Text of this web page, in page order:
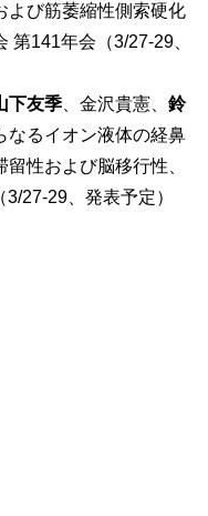
よび筋萎縮性側索硬化
第141年会（3/27-29、
下友季、金沢貴憲、 鈴
なるイオン液体の経鼻
性および脳移行性、
27-29、発表予定）